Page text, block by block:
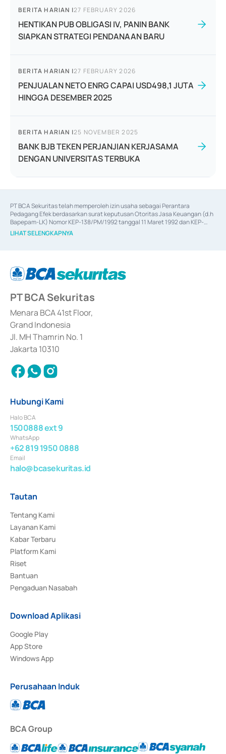
BERITA HARIAN |27 FEBRUARY 2026
HENTIKAN PUB OBLIGASI IV, PANIN BANK
SIAPKAN STRATEGI PENDANAAN BARU
BERITA HARIAN |27 FEBRUARY 2026
PENJUALAN NETO ENRG CAPAI USD498,1 JUTA
HINGGA DESEMBER 2025
BERITA HARIAN |25 NOVEMBER 2025
BANK BJB TEKEN PERJANJIAN KERJASAMA
DENGAN UNIVERSITAS TERBUKA
PT BCA Sekuritas telah memperoleh izin usaha sebagai Perantara
Pedagang Efek berdasarkan surat keputusan Otoritas Jasa Keuangan (d.h
Bapepam-LK) Nomor KEP-138/PM/1992 tanggal 11 Maret 1992 dan KEP-
06/D.04/2014 tanggal 28 Februari 2014, izin usaha sebagai Penjamin Emisi
Efek berdasarkan surat keputusan Otoritas Jasa Keuangan Nomor KEP-
berdasarkan surat keputusan Otoritas Jasa Keuangan Nomor S-
67/PM.21/2017 tanggal 3 Februari 2017, dan beberapa izin usaha lainnya
Sertifikat Deposito di Pasar Uang yang izinnya diterbitkan pada tahun 2017
dan izin usaha lainnya dari Bank Indonesia sebagai Lembaga Pendukung
Penerbitan, Transaksi, serta Penatausahaan dan Penyelesaian Transaksi
Surat Berharga Komersial yang izinnya diterbitkan pada tahun 2018.
LIHAT SELENGKAPNYA
PT BCA Sekuritas
Menara BCA 41st Floor,
Grand Indonesia
Jl. MH Thamrin No. 1
Jakarta 10310
Hubungi Kami
Halo BCA
1500888 ext 9
WhatsApp
+62 819 1950 0888
Email
halo@bcasekuritas.id
Tautan
Tentang Kami
Layanan Kami
Kabar Terbaru
Platform Kami
Riset
Bantuan
Pengaduan Nasabah
Download Aplikasi
Google Play
App Store
Windows App
Perusahaan Induk
BCA Group